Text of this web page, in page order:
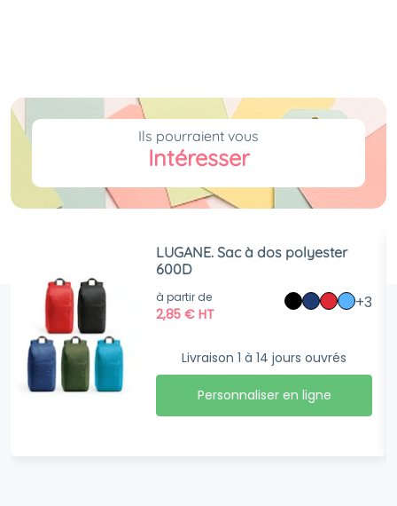
Ils pourraient vous
Intéresser
LUGANE. Sac à dos polyester
600D
à partir de
2,85€ HT
+3
Livraison 1 à 14 jours ouvrés
Personnaliser en ligne